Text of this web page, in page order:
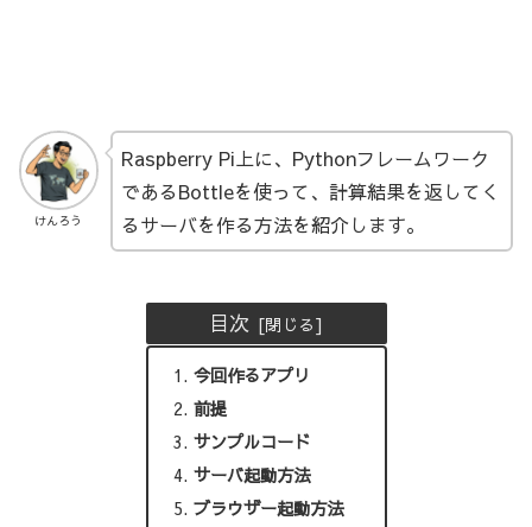
けんろう
Raspberry Pi上に、Pythonフレームワーク
であるBottleを使って、計算結果を返してく
るサーバを作る方法を紹介します。
目次
今回作るアプリ
前提
サンプルコード
サーバ起動方法
ブラウザー起動方法